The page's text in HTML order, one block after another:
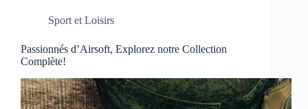
Sport et Loisirs
Passionnés d’Airsoft, Explorez notre Collection
Complète!